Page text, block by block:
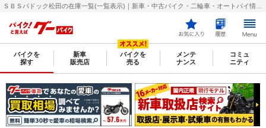
バイクを
探す
新車
販売店
バイクを
売る
メンテ
ナンス
コミュ
ニティ